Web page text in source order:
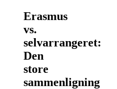
Erasmus
vs.
selvarrangeret:
Den
store
sammenligning